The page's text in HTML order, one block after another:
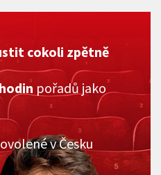
cokoli zpětně
pořadů jako
v Česku